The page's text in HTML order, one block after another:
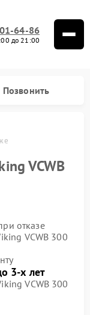
64-86
до 21:00
Позвонить
VCWB
отказе
VCWB 300
3-х лет
VCWB 300